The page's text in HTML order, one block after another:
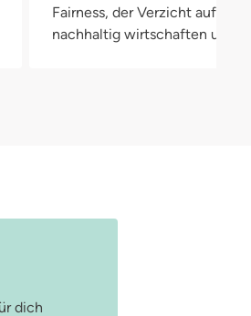
Fairness, der Verzicht auf
nachhaltig wirtschaften und
dich